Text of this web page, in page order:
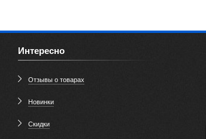
Интересно
Отзывы о товарах
Новинки
Скидки